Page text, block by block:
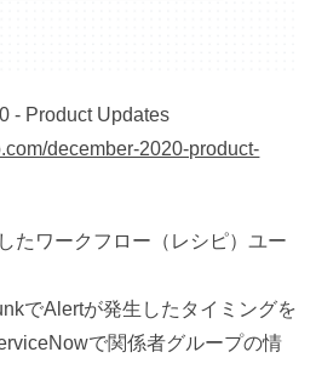
- Product Updates
december-2020-product-
たワークフロー（レシピ）ユー
でAlertが発生したタイミングを
で関係者グループの情